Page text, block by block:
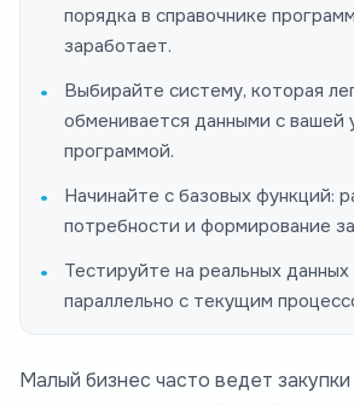
порядка в справочнике
заработает.
Выбирайте систему, которая
обменивается данными с вашей
программой.
Начинайте с базовых функций:
потребности и формирование
Тестируйте на реальных данных
параллельно с текущим
Малый бизнес часто ведет закупки